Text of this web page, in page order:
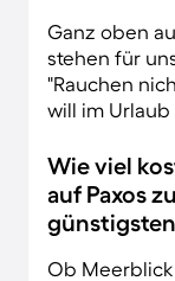
Ganz oben
stehen für
"Rauchen
will im
Wie viel
auf Paxos
Ob